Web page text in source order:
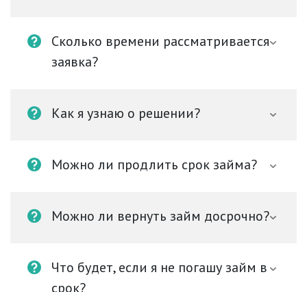
Сколько времени рассматривается
заявка?
Как я узнаю о решении?
Можно ли продлить срок займа?
Можно ли вернуть займ досрочно?
Что будет, если я не погашу займ в
срок?